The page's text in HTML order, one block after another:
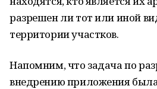
разрешен ли тот или иной
территории участков.
Напомним, что задача по
внедрению приложения